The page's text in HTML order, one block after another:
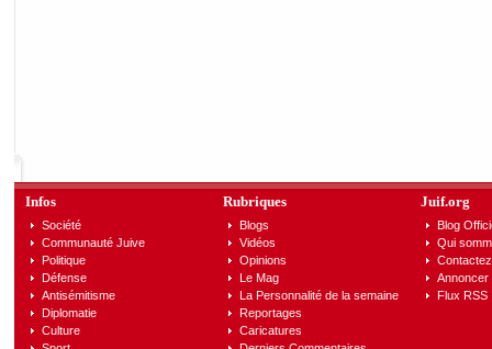
Infos
Société
Communauté Juive
Politique
Défense
Antisémitisme
Diplomatie
Culture
Rubriques
Blogs
Vidéos
Opinions
Le Mag
La Personnalité de la semaine
Reportages
Caricatures
Juif.org
Blog
Qui
Annoncer
Flux RSS